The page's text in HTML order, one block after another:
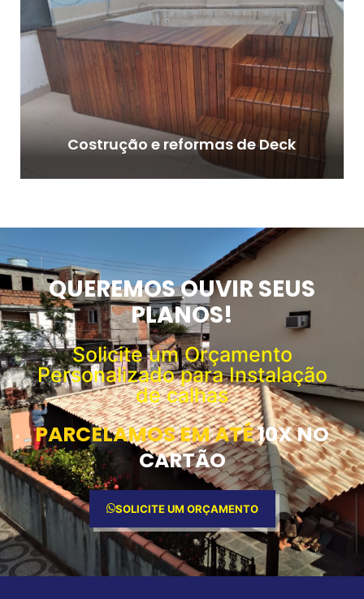
Costrução e reformas de Deck
QUEREMOS OUVIR SEUS
PLANOS!
Solicite um Orçamento
Personalizado para Instalação
de calhas
PARCELAMOS EM ATÉ10X NO
CARTÃO
SOLICITE UM ORÇAMENTO